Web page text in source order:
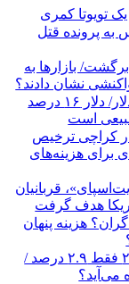
به پرونده قتل
تومان برگشت/ بازارها به
نشان دادند؟
اظهارات همتی درباره دلار/ دلار ۱۶ درصد
است
کراچی ترخیص
۸۰ درصدی برای هزینه‌های
قربانیان
هزینه پنهان
دلار ۴ درصد ریخت، ۲۰۷ فقط ۲.۹ درصد /
می‌آید؟